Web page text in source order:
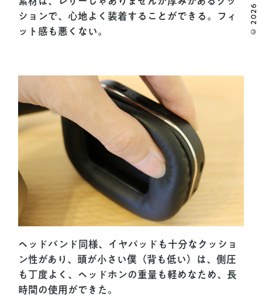
ションで、心地よく装着することができる。フィ
ット感も悪くない。
ヘッドバンド同様、イヤパッドも十分なクッショ
ン性があり、頭が小さい僕（背も低い）は、側圧
も丁度よく、ヘッドホンの重量も軽めなため、長
時間の使用ができた。